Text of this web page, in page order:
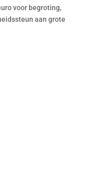
voor begroting,
aan grote